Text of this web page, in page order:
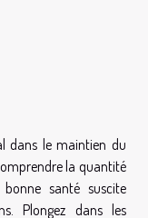
dans le maintien du
la quantité
santé suscite
Plongez dans les